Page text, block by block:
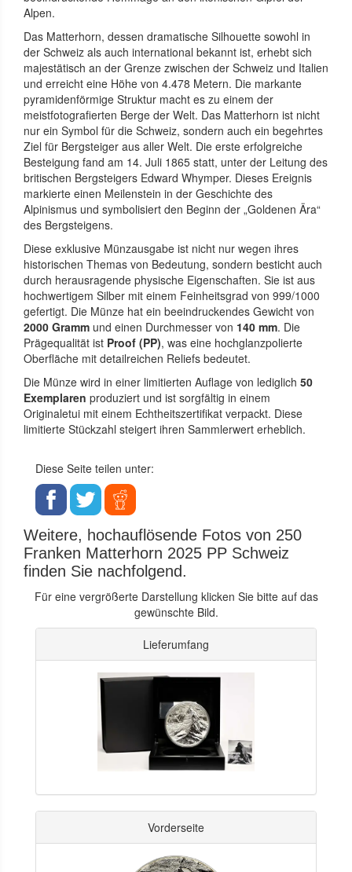
Alpen.
Das Matterhorn, dessen dramatische Silhouette sowohl in
der Schweiz als auch international bekannt ist, erhebt sich
majestätisch an der Grenze zwischen der Schweiz und Italien
und erreicht eine Höhe von 4.478 Metern. Die markante
pyramidenförmige Struktur macht es zu einem der
meistfotografierten Berge der Welt. Das Matterhorn ist nicht
nur ein Symbol für die Schweiz, sondern auch ein begehrtes
Ziel für Bergsteiger aus aller Welt. Die erste erfolgreiche
Besteigung fand am 14. Juli 1865 statt, unter der Leitung des
britischen Bergsteigers Edward Whymper. Dieses Ereignis
markierte einen Meilenstein in der Geschichte des
Alpinismus und symbolisiert den Beginn der „Goldenen Ära“
des Bergsteigens.
Diese exklusive Münzausgabe ist nicht nur wegen ihres
historischen Themas von Bedeutung, sondern besticht auch
durch herausragende physische Eigenschaften. Sie ist aus
hochwertigem Silber mit einem Feinheitsgrad von 999/1000
gefertigt. Die Münze hat ein beeindruckendes Gewicht von
2000 Gramm und einen Durchmesser von 140 mm. Die
Prägequalität ist Proof (PP), was eine hochglanzpolierte
Oberfläche mit detailreichen Reliefs bedeutet.
Die Münze wird in einer limitierten Auflage von lediglich 50
Exemplaren produziert und ist sorgfältig in einem
Originaletui mit einem Echtheitszertifikat verpackt. Diese
limitierte Stückzahl steigert ihren Sammlerwert erheblich.
Diese Seite teilen unter:
Weitere, hochauflösende Fotos von 250
Franken Matterhorn 2025 PP Schweiz
finden Sie nachfolgend.
Für eine vergrößerte Darstellung klicken Sie bitte auf das
gewünschte Bild.
Lieferumfang
Vorderseite